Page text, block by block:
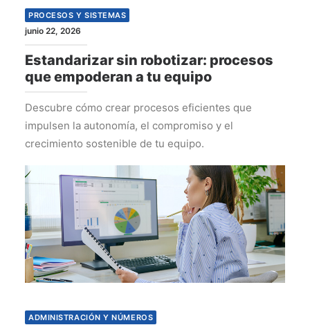
PROCESOS Y SISTEMAS
junio 22, 2026
Estandarizar sin robotizar: procesos
que empoderan a tu equipo
Descubre cómo crear procesos eficientes que
impulsen la autonomía, el compromiso y el
crecimiento sostenible de tu equipo.
ADMINISTRACIÓN Y NÚMEROS